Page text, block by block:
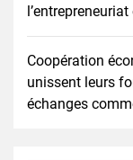
Coopération
unissent leurs
échanges